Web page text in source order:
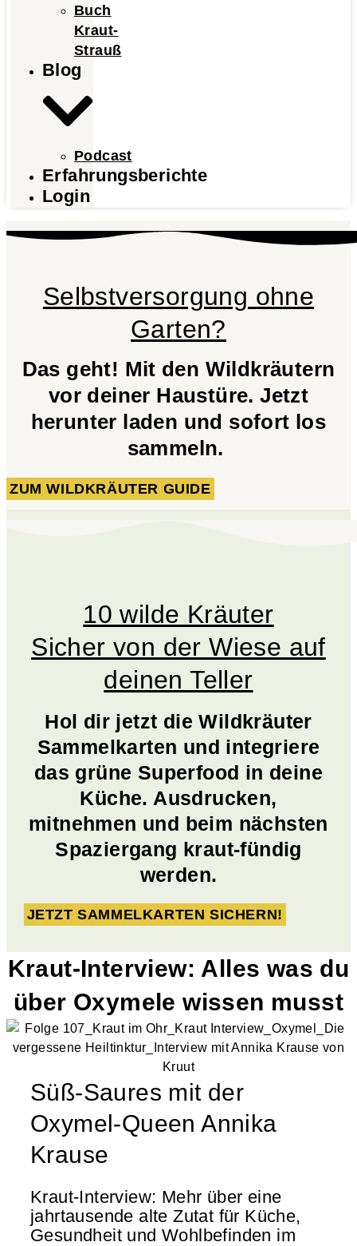
Buch
Kraut-
Strauß
Blog
Podcast
Erfahrungsberichte
Login
Selbstversorgung ohne
Garten?
Das geht! Mit den Wildkräutern
vor deiner Haustüre. Jetzt
herunter laden und sofort los
sammeln.
ZUM WILDKRÄUTER GUIDE
10 wilde Kräuter
Sicher von der Wiese auf
deinen Teller
Hol dir jetzt die Wildkräuter
Sammelkarten und integriere
das grüne Superfood in deine
Küche. Ausdrucken,
mitnehmen und beim nächsten
Spaziergang kraut-fündig
werden.
JETZT SAMMELKARTEN SICHERN!
Kraut-Interview: Alles was du
über Oxymele wissen musst
Süß-Saures mit der
Oxymel-Queen Annika
Krause
Kraut-Interview: Mehr über eine
jahrtausende alte Zutat für Küche,
Gesundheit und Wohlbefinden im